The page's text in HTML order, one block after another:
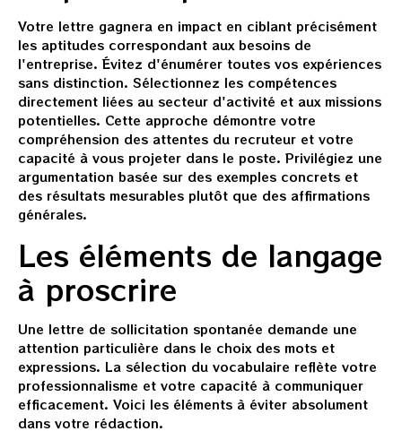
Votre lettre gagnera en impact en ciblant précisément
les aptitudes correspondant aux besoins de
l'entreprise. Évitez d'énumérer toutes vos expériences
sans distinction. Sélectionnez les compétences
directement liées au secteur d'activité et aux missions
potentielles. Cette approche démontre votre
compréhension des attentes du recruteur et votre
capacité à vous projeter dans le poste. Privilégiez une
argumentation basée sur des exemples concrets et
des résultats mesurables plutôt que des affirmations
générales.
Les éléments de langage
à proscrire
Une lettre de sollicitation spontanée demande une
attention particulière dans le choix des mots et
expressions. La sélection du vocabulaire reflète votre
professionnalisme et votre capacité à communiquer
efficacement. Voici les éléments à éviter absolument
dans votre rédaction.